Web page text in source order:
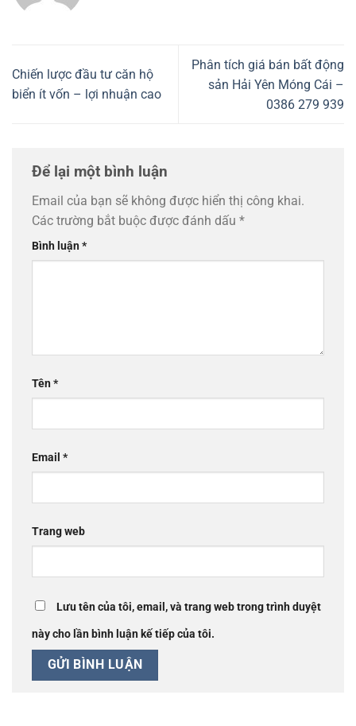
Chiến lược đầu tư căn hộ
biển ít vốn – lợi nhuận cao
Phân tích giá bán bất động
sản Hải Yên Móng Cái –
0386 279 939
Để lại một bình luận
Email của bạn sẽ không được hiển thị công khai.
Các trường bắt buộc được đánh dấu *
Bình luận*
Tên*
Email *
Trang web
Lưu tên của tôi, email, và trang web trong trình duyệt
này cho lần bình luận kế tiếp của tôi.